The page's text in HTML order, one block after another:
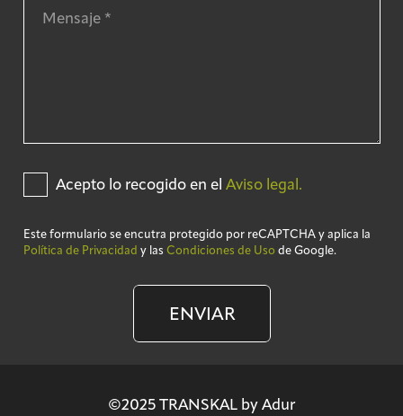
Acepto lo recogido en el Aviso legal.
Este formulario se encutra protegido por reCAPTCHA y aplica la
Política de Privacidad y las Condiciones de Uso de Google.
ENVIAR
©2025 TRANSKAL by Adur